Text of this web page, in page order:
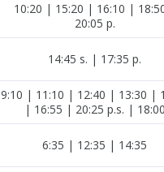
10:20 | 15:20 | 16:10 |
20:05 p.
14:45 s. | 17:35 p.
9:10 | 11:10 | 12:40 | 13:30 |
| 16:55 | 20:25 p.s. | 18:00
6:35 | 12:35 | 14:35